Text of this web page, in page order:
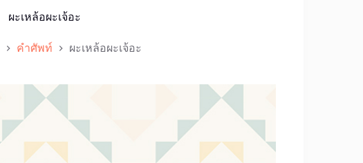
ผะเหล้อผะเจ้อะ
คำศัพท์ ผะเหล้อผะเจ้อะ